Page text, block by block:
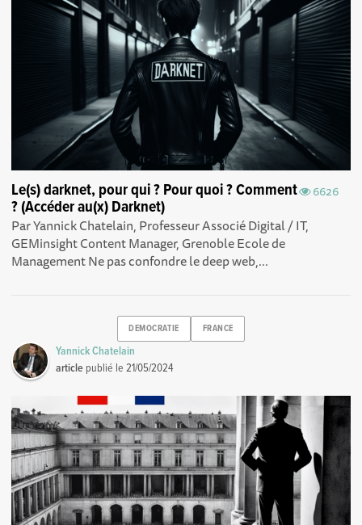
6626
Le(s) darknet, pour qui ? Pour quoi ? Comment
? (Accéder au(x) Darknet)
Par Yannick Chatelain, Professeur Associé Digital / IT,
GEMinsight Content Manager, Grenoble Ecole de
Management Ne pas confondre le deep web,...
DEMOCRATIE FRANCE
Yannick Chatelain
article publié le21/05/2024